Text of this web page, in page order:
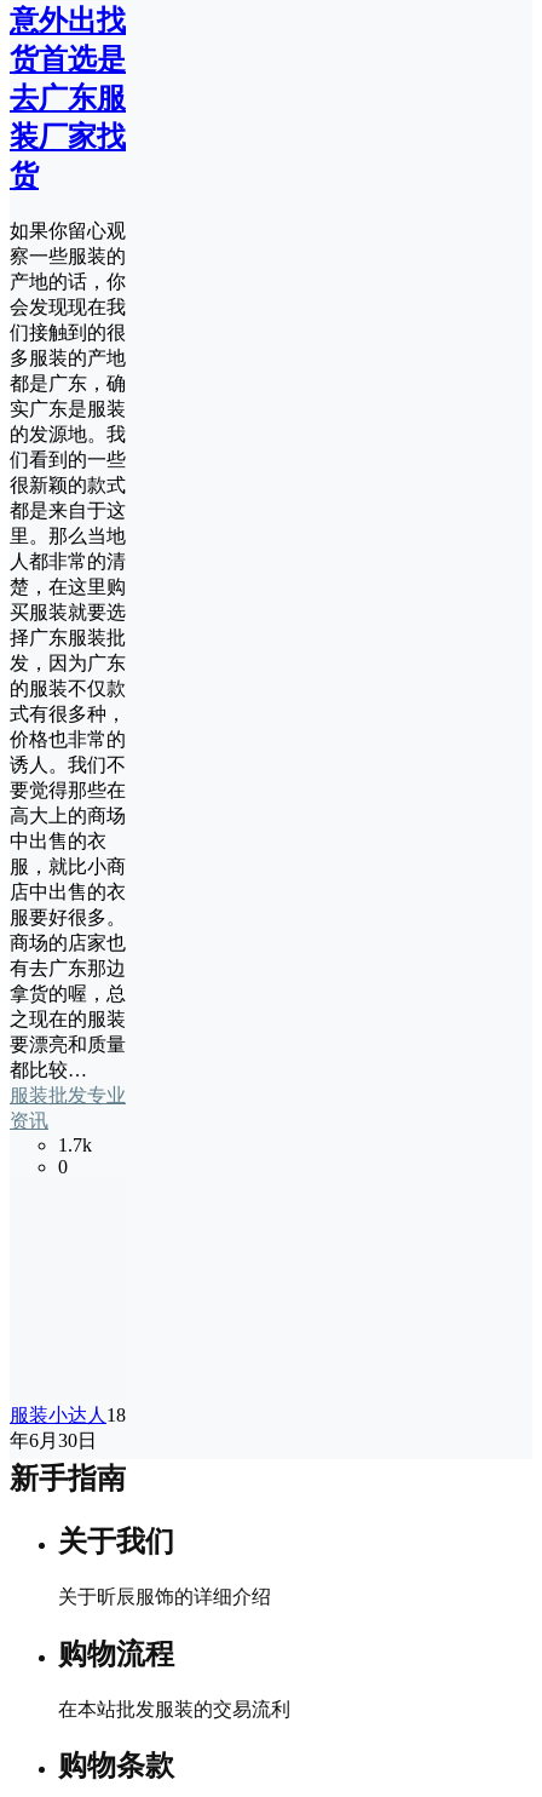
意外出找
货首选是
去广东服
装厂家找
货
如果你留心观
察一些服装的
产地的话，你
会发现现在我
们接触到的很
多服装的产地
都是广东，确
实广东是服装
的发源地。我
们看到的一些
很新颖的款式
都是来自于这
里。那么当地
人都非常的清
楚，在这里购
买服装就要选
择广东服装批
发，因为广东
的服装不仅款
式有很多种，
价格也非常的
诱人。我们不
要觉得那些在
高大上的商场
中出售的衣
服，就比小商
店中出售的衣
服要好很多。
商场的店家也
有去广东那边
拿货的喔，总
之现在的服装
要漂亮和质量
都比较…
服装批发专业
资讯
1.7k
0
服装小达人 18
年6月30日
新手指南
关于我们
关于昕辰服饰的详细介绍
购物流程
在本站批发服装的交易流利
购物条款